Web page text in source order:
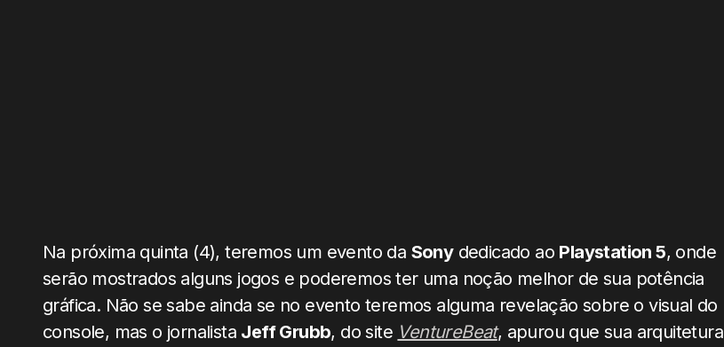
Na próxima quinta (4), teremos um evento da Sonydedicado ao Playstation 5, onde
serão mostrados alguns jogos e poderemos ter uma noção melhor de sua potência
gráfica. Não se sabe ainda se no evento teremos alguma revelação sobre o visual do
console, mas o jornalista Jeff Grubb, do site VentureBeat, apurou que sua arquitetura